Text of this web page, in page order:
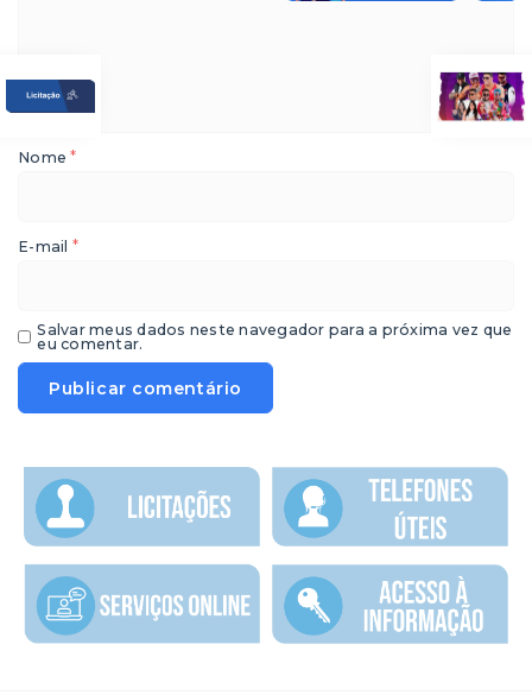
Nome*
E-mail *
Salvar meus dados neste navegador para a próxima vez que
eu comentar.